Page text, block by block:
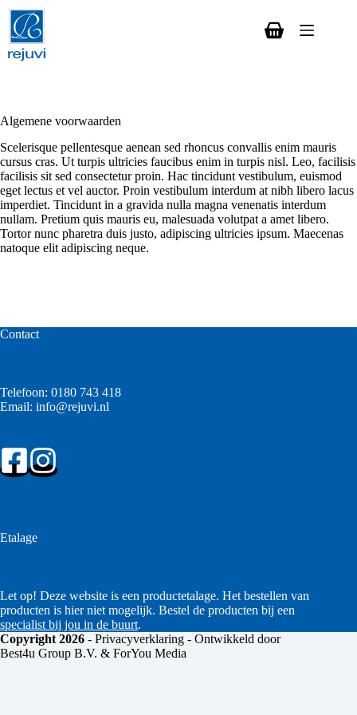
Ga
naar
inhoud
Winkelwagen
Algemene voorwaarden
Scelerisque pellentesque aenean sed rhoncus convallis enim mauris
cursus cras. Ut turpis ultricies faucibus enim in turpis nisl. Leo, facilisis
facilisis sit sed consectetur proin. Hac tincidunt vestibulum, euismod
eget lectus et vel auctor. Proin vestibulum interdum at nibh libero lacus
imperdiet. Tincidunt in a gravida nulla magna venenatis interdum
nullam. Pretium quis mauris eu, malesuada volutpat a amet libero.
Tortor nunc pharetra duis justo, adipiscing ultricies ipsum. Maecenas
natoque elit adipiscing neque.
Contact
Telefoon: 0180 743 418
Email: info@rejuvi.nl
Etalage
Let op! Deze website is een productetalage. Het bestellen van
producten is hier niet mogelijk. Bestel de producten bij een
specialist bij jou in de buurt.
Copyright 2026 - Privacyverklaring - Ontwikkeld door
Best4u Group B.V. & ForYou Media